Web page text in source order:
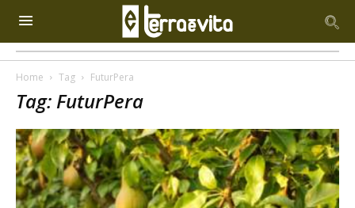
Home Tag FuturPera
Tag: FuturPera